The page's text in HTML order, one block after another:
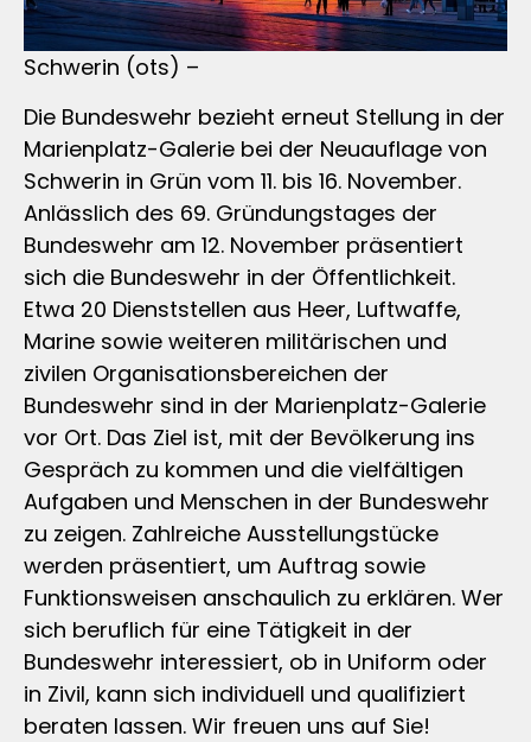
Schwerin (ots) –
Die Bundeswehr bezieht erneut Stellung in der
Marienplatz-Galerie bei der Neuauflage von
Schwerin in Grün vom 11. bis 16. November.
Anlässlich des 69. Gründungstages der
Bundeswehr am 12. November präsentiert
sich die Bundeswehr in der Öffentlichkeit.
Etwa 20 Dienststellen aus Heer, Luftwaffe,
Marine sowie weiteren militärischen und
zivilen Organisationsbereichen der
Bundeswehr sind in der Marienplatz-Galerie
vor Ort. Das Ziel ist, mit der Bevölkerung ins
Gespräch zu kommen und die vielfältigen
Aufgaben und Menschen in der Bundeswehr
zu zeigen. Zahlreiche Ausstellungstücke
werden präsentiert, um Auftrag sowie
Funktionsweisen anschaulich zu erklären. Wer
sich beruflich für eine Tätigkeit in der
Bundeswehr interessiert, ob in Uniform oder
in Zivil, kann sich individuell und qualifiziert
beraten lassen. Wir freuen uns auf Sie!